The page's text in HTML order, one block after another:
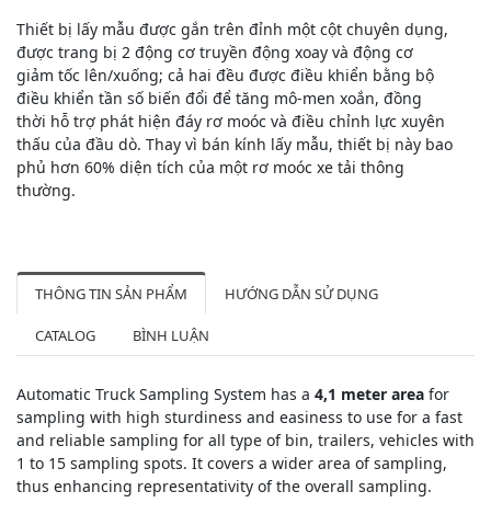
Thiết bị lấy mẫu được gắn trên đỉnh một cột chuyên dụng,
được trang bị 2 động cơ truyền động xoay và động cơ
giảm tốc lên/xuống; cả hai đều được điều khiển bằng bộ
điều khiển tần số biến đổi để tăng mô-men xoắn, đồng
thời hỗ trợ phát hiện đáy rơ moóc và điều chỉnh lực xuyên
thấu của đầu dò. Thay vì bán kính lấy mẫu, thiết bị này bao
phủ hơn 60% diện tích của một rơ moóc xe tải thông
thường.
THÔNG TIN SẢN PHẨM HƯỚNG DẪN SỬ DỤNG
CATALOG BÌNH LUẬN
Automatic Truck Sampling System has a 4,1 meter area for
sampling with high sturdiness and easiness to use for a fast
and reliable sampling for all type of bin, trailers, vehicles with
1 to 15 sampling spots. It covers a wider area of sampling,
thus enhancing representativity of the overall sampling.